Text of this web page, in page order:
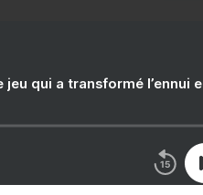
jeu qui a transformé l’ennui